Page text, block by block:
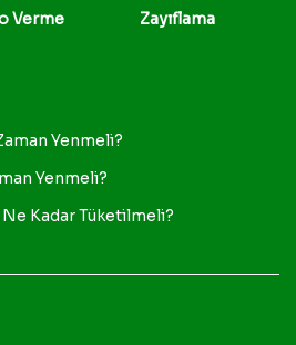
Verme
Zayıflama
Yenmeli?
Yenmeli?
Kadar Tüketilmeli?